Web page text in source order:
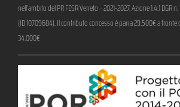
nell’ambito del PR FESR Veneto – 2021-2027. Azione 1.4.1 DGR
(ID 10709684). Il contributo concesso è pari a 29.500€ a
34.000€